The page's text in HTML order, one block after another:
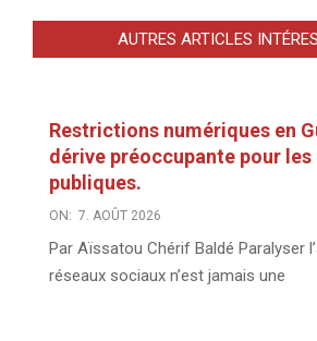
AUTRES ARTICLES
Restrictions numériques en
dérive préoccupante pour
publiques.
ON: 7. AOÛT 2026
Par Aïssatou Chérif Baldé Paralyser
réseaux sociaux n’est jamais une